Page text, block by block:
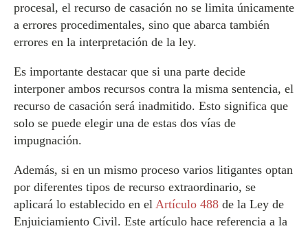
procesal, el recurso de casación no se limita únicamente
a errores procedimentales, sino que abarca también
errores en la interpretación de la ley.
Es importante destacar que si una parte decide
interponer ambos recursos contra la misma sentencia, el
recurso de casación será inadmitido. Esto significa que
solo se puede elegir una de estas dos vías de
impugnación.
Además, si en un mismo proceso varios litigantes optan
por diferentes tipos de recurso extraordinario, se
aplicará lo establecido en el Artículo 488 de la Ley de
Enjuiciamiento Civil. Este artículo hace referencia a la